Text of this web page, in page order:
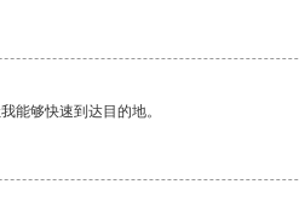
能够快速到达目的地。